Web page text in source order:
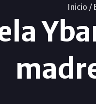
Inicio /